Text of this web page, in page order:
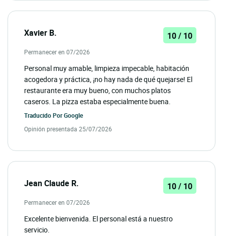
Xavier B. 10 / 10
Permanecer en 07/2026
Personal muy amable, limpieza impecable, habitación
acogedora y práctica, ¡no hay nada de qué quejarse! El
restaurante era muy bueno, con muchos platos
caseros. La pizza estaba especialmente buena.
Traducido PorGoogle
Opinión presentada 25/07/2026
Jean Claude R. 10 / 10
Permanecer en 07/2026
Excelente bienvenida. El personal está a nuestro
servicio.